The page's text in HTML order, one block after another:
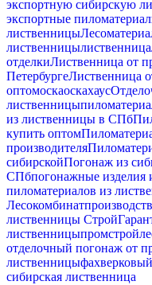
экспортную сибирскую
экспортные
лиственницы
лиственницылиственница
отделкиЛиственница от
ПетербургеЛиственница
оптомоскаоскахаус
лиственницы
из лиственницы в СПб
купить оптом
производителя
сибирскойПогонаж из
СПбпогонажные изделия
пиломатериалов из
Лесокомбинат
лиственницы
лиственницы
отделочный погонаж от
лиственницы
сибирская лиственница